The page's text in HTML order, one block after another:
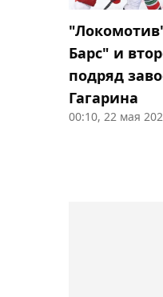
Барс" и
подряд
Гагарина
00:10, 22 мая